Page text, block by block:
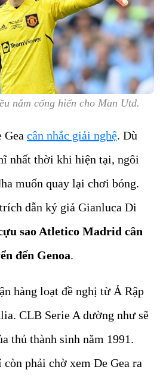
năm cống hiến cho Man Utd.
Gea cân nhắc giải nghệ. Dù
nhất thời khi hiện tại, ngôi
muốn quay lại chơi bóng.
dẫn ký giả Gianluca Di
sao Atletico Madrid cân
đến Genoa.
hàng loạt đề nghị từ Ả Rập
CLB Serie A dường như sẽ
thủ thành sinh năm 1991.
phải chờ xem De Gea ra